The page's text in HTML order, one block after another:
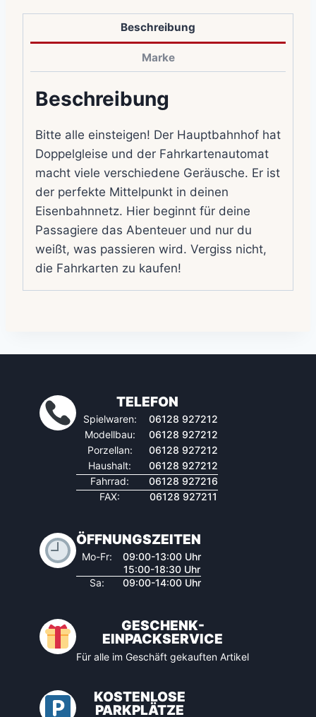
Beschreibung
Marke
Beschreibung
Bitte alle einsteigen! Der Hauptbahnhof hat
Doppelgleise und der Fahrkartenautomat
macht viele verschiedene Geräusche. Er ist
der perfekte Mittelpunkt in deinen
Eisenbahnnetz. Hier beginnt für deine
Passagiere das Abenteuer und nur du
weißt, was passieren wird. Vergiss nicht,
die Fahrkarten zu kaufen!
TELEFON
Spielwaren:
06128 927212
Modellbau:
06128 927212
Porzellan:
06128 927212
Haushalt:
06128 927212
Fahrrad:
06128 927216
FAX:
06128 927211
ÖFFNUNGSZEITEN
Mo-Fr:
09:00-13:00 Uhr
15:00-18:30 Uhr
Sa:
09:00-14:00 Uhr
GESCHENK-
EINPACKSERVICE
Für alle im Geschäft gekauften Artikel
KOSTENLOSE
PARKPLÄTZE